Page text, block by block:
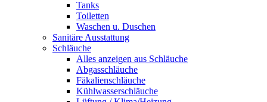
Tanks
Toiletten
Waschen u. Duschen
Sanitäre Ausstattung
Schläuche
Alles anzeigen aus Schläuche
Abgasschläuche
Fäkalienschläuche
Kühlwasserschläuche